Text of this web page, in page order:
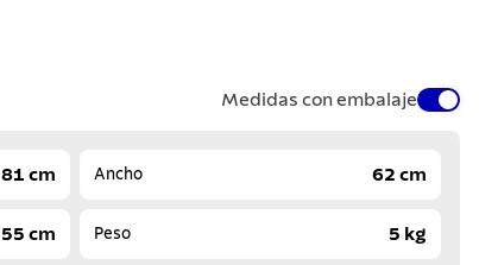
Medidas con embalaje
81 cm Ancho 62 cm
55 cm Peso 5 kg